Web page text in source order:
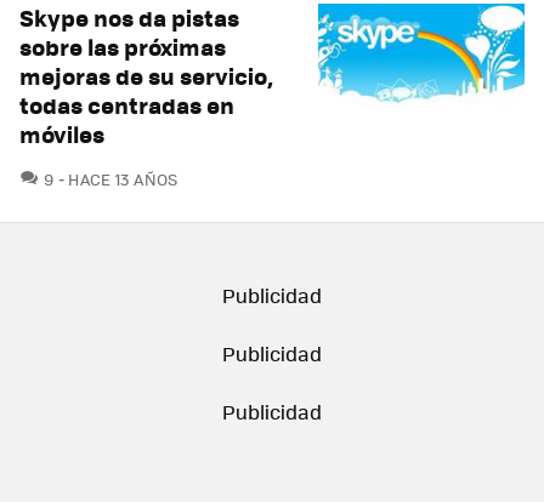
Skype nos da pistas
sobre las próximas
mejoras de su servicio,
todas centradas en
móviles
9 COMENTARIOS
HACE 13 AÑOS